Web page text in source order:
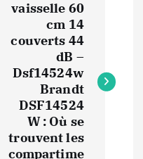
vaisselle 60
cm 14
couverts 44
dB –
Dsf14524w
Brandt
DSF14524
W : Où se
trouvent les
compartime